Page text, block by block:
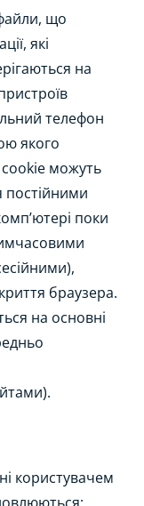
що
які
на
телефон
якого
cookie можуть
постійними
поки
браузера.
на основні
користувачем